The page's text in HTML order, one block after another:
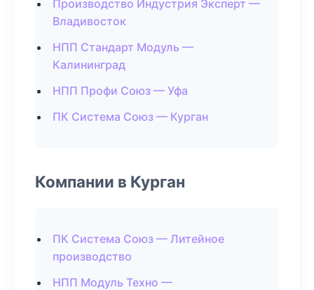
Производство Индустрия Эксперт —
Владивосток
НПП Стандарт Модуль —
Калининград
НПП Профи Союз — Уфа
ПК Система Союз — Курган
Компании в Курган
ПК Система Союз — Литейное
производство
НПП Модуль Техно —